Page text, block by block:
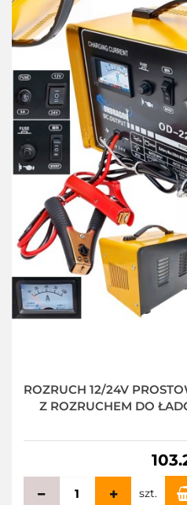
ROZRUCH 12/24V
Z ROZRUCHEM DO
szt.